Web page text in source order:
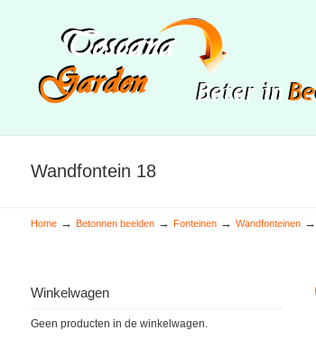
Wandfontein 18
Home → Betonnen beelden → Fonteinen → Wandfonteinen →
Winkelwagen
Geen producten in de winkelwagen.